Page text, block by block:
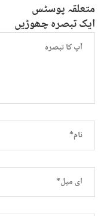
متعلقہ پوسٹس
ایک تبصرہ چھوڑیں